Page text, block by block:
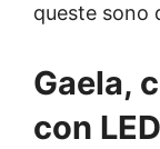
queste sono
Gaela,
con LED